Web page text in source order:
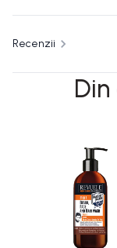
Recenzii